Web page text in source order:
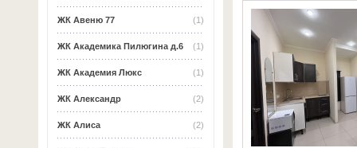
(1)
ЖК Авеню 77
(1)
ЖК Академика Пилюгина д.6
(1)
ЖК Академия Люкс
(2)
ЖК Александр
(2)
ЖК Алиса